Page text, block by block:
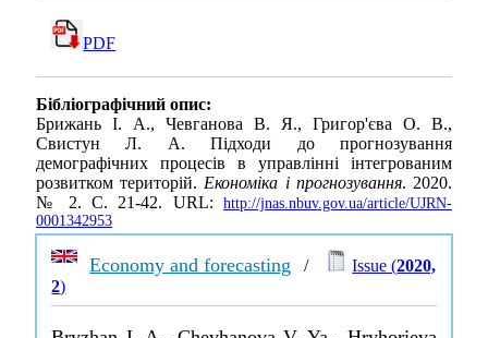
PDF
Бібліографічний опис:
Брижань І. А., Чевганова В. Я., Григор'єва О. В.,
Свистун Л. А. Підходи до прогнозування
демографічних процесів в управлінні інтегрованим
розвитком територій.Економіка і прогнозування. 2020.
№ 2. С. 21-42. URL: http://jnas.nbuv.gov.ua/article/UJRN-
0001342953
Economy and forecasting / Issue (2020,
2)